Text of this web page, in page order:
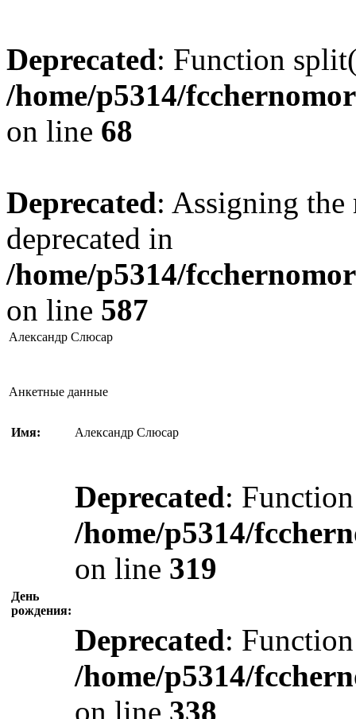
Deprecated: Function
/home/p5314/
on line 68
Deprecated: Assigning the
deprecated in
/home/p5314/
on line 587
Александр Слюсар
Анкетные данные
Имя: Александр Слюсар
День
рождения:
Deprecated:
/home/p5314/
on line 319
Deprecated:
/home/p5314/
on line 338